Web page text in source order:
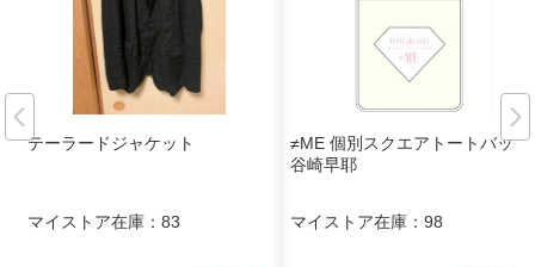
テーラードジャケット
マイストア在庫： 83
≠ME 個別スクエアトートバッグ
谷崎早耶
マイストア在庫： 98